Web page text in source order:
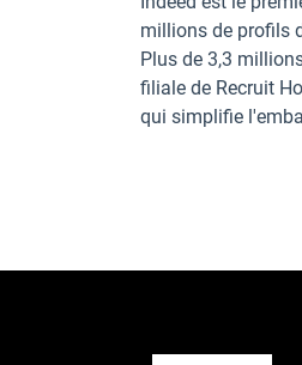
millions de profils
Plus de 3,3
filiale de Recruit
qui simplifie